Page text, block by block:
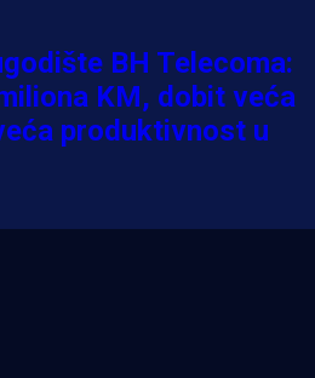
BH Telecoma:
KM, dobit veća
produktivnost u